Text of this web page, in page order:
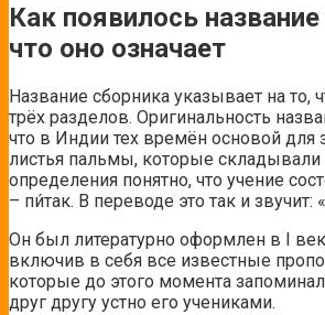
Как появилось
что оно означает
Название сборника указывает на то,
трёх разделов. Оригинальность
что в Индии тех времён основой для
листья пальмы, которые
определения понятно, что учение
– пи́так. В переводе это так и звучит:
Он был литературно оформлен в I
включив в себя все известные
которые до этого момента
друг другу устно его учениками.